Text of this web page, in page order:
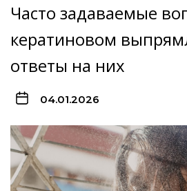
Часто задаваемые
кератиновом
ответы на них
04.01.2026